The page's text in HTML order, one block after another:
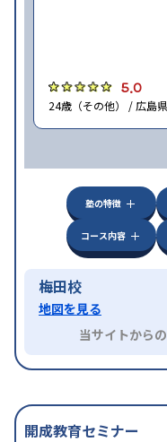
5.0
24歳（その他） / 広島
塾の特徴
コース内容
梅田校
地図を見る
当サイトから
開成教育セミナー